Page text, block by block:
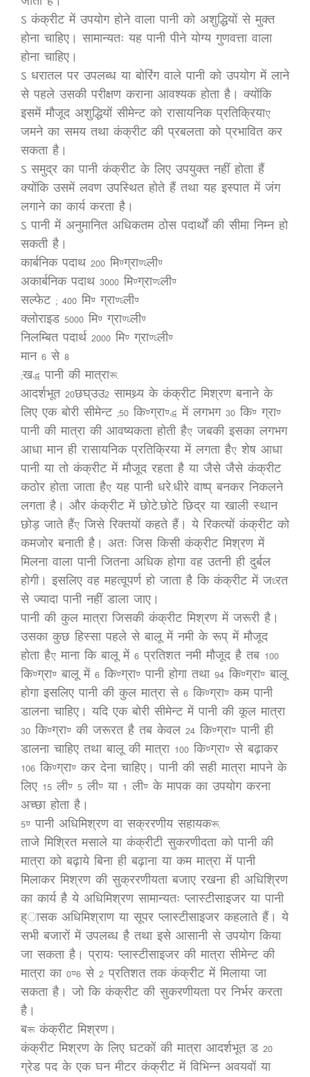
ऽ कंक्रीट में उपयोग होने वाला पानी को अशुद्धियों से मुक्त
होना चाहिए। सामान्यतः यह पानी पीने योग्य गुणवत्ता वाला
होना चाहिए।
ऽ धरातल पर उपलब्ध या बोरिंग वाले पानी को उपयोग में लाने
से पहले उसकी परीक्षण कराना आवश्यक होता है। क्योंकि
इसमें मौजूद अशुद्धियों सीमेन्ट को रासायनिक प्रतिक्रिया,
जमने का समय तथा कंक्रीट की प्रबलता को प्रभावित कर
सकता है।
ऽ समुद्र का पानी कंक्रीट के लिए उपयुक्त नहीं होता हैं
क्योंकि उसमें लवण उपस्थित होते हैं तथा यह इस्पात में जंग
लगाने का कार्य करता है।
ऽ पानी में अनुमानित अधिकतम ठोस पदार्थों की सीमा निम्न हो
सकती है।
कार्बनिक पदाथ 200 मि.ग्रा./ली.
अकार्बनिक पदाथ 3000 मि.ग्रा./ली.
सल्फेट ( 400 मि. ग्रा./ली.
क्लोराइड 5000 मि. ग्रा./ली.
निलम्बित पदार्थ 2000 मि. ग्रा./ली.
मान 6 से 8
(ख) पानी की मात्रा:-
आदर्शभूत 20छघ्उउ2 सामथ्र्य के कंक्रीट मिश्रण बनाने के
लिए एक बोरी सीमेन्ट (50 कि.ग्रा.) में लगभग 30 कि. ग्रा.
पानी की मात्रा की आवष्यकता होती है, जबकी इसका लगभग
आधा मान ही रासायनिक प्रतिक्रिया में लगता है, शेष आधा
पानी या तो कंक्रीट में मौजूद रहता है या जैसे जैसे कंक्रीट
कठोर होता जाता है, यह पानी धरे-धीरे वाष्प् बनकर निकलने
लगता है। और कंक्रीट में छोटे-छोटे छिद्र या खाली स्थान
छोड़ जाते हैं, जिसे रिक्तयों कहते हैं। ये रिकत्यों कंक्रीट को
कमजोर बनाती है। अतः जिस किसी कंक्रीट मिश्रण में
मिलना वाला पानी जितना अधिक होगा वह उतनी ही दुर्बल
होगी। इसलिए वह महत्वूपर्ण हो जाता है कि कंक्रीट में ज/रत
से ज्यादा पानी नहीं डाला जाए।
पानी की कुल मात्रा जिसकी कंक्रीट मिश्रण में जरूरी है।
उसका कुछ हिस्सा पहले से बालू में नमी के रूप् में मौजूद
होता है, माना कि बालू में 6 प्रतिशत नमी मौजूद है तब 100
कि.ग्रा. बालू में 6 कि.ग्रा. पानी होगा तथा 94 कि.ग्रा. बालू
होगा इसलिए पानी की कुल मात्रा से 6 कि.ग्रा. कम पानी
डालना चाहिए। यदि एक बोरी सीमेन्ट में पानी की कूल मात्रा
30 कि.ग्रा. की जरूरत है तब केवल 24 कि.ग्रा. पानी ही
डालना चाहिए तथा बालू की मात्रा 100 कि.ग्रा. से बढ़ाकर
106 कि.ग्रा. कर देना चाहिए। पानी की सही मात्रा मापने के
लिए 15 ली. 5 ली. या 1 ली. के मापक का उपयोग करना
अच्छा होता है।
5. पानी अधिमिश्रण वा सक्ररणीय सहायक:-
ताजे मिश्रित मसाले या कंक्रीटी सुकरणीदता को पानी की
मात्रा को बढ़ाये बिना ही बढ़ाना या कम मात्रा में पानी
मिलाकर मिश्रण की सुक्ररणीयता बजाए रखना ही अधिश्रिण
का कार्य है ये अधिमिश्रण सामान्यतः प्लास्टीसाइजर या पानी
ह्ासक अधिमिश्राण या सूपर प्लास्टीसाइजर कहलाते हैं। ये
सभी बजारों में उपलब्ध है तथा इसे आसानी से उपयोग किया
जा सकता है। प्रायः प्लास्टीसाइजर की मात्रा सीमेन्ट की
मात्रा का 0.6 से 2 प्रतिशत तक कंक्रीट में मिलाया जा
सकता है। जो कि कंक्रीट की सुकरणीयता पर निर्भर करता
है।
ब: कंक्रीट मिश्रण।
कंक्रीट मिश्रण के लिए घटकों की मात्रा आदर्शभूत ड 20
ग्रेड पद के एक घन मीटर कंक्रीट में विभिन्न अवयवों या